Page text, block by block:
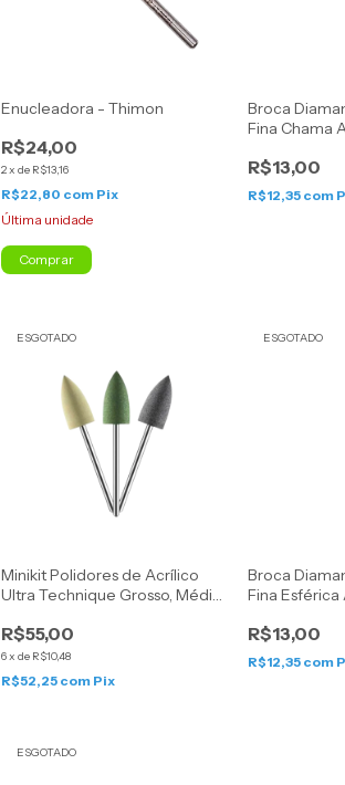
Enucleadora - Thimon
R$24,00
2xde R$13,16
R$22,80 com Pix
Última unidade
Comprar
Broca
Fina Chama
R$13,00
R$12,35 com
ESGOTADO
Minikit Polidores de Acrílico
Ultra Technique Grosso, Médio
R$55,00
6xde R$10,48
R$52,25 com Pix
ESGOTADO
Broca
Fina Esférica
R$13,00
R$12,35 com
ESGOTADO